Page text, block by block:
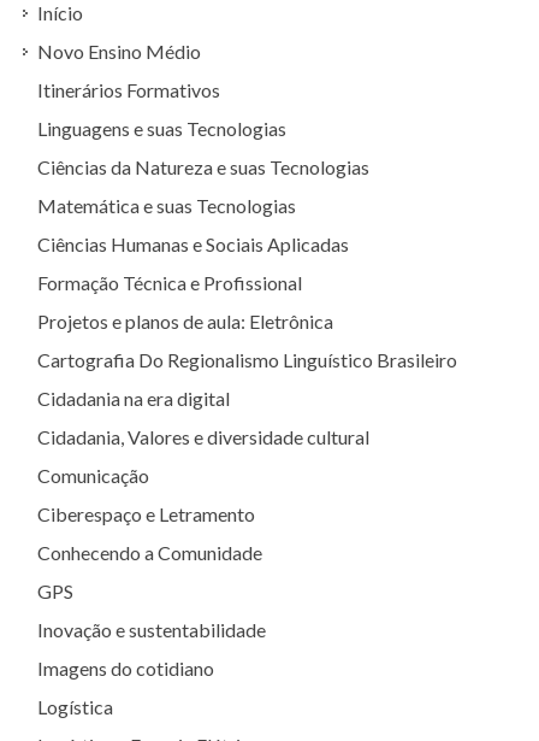
Início
Novo Ensino Médio
Itinerários Formativos
Linguagens e suas Tecnologias
Ciências da Natureza e suas Tecnologias
Matemática e suas Tecnologias
Ciências Humanas e Sociais Aplicadas
Formação Técnica e Profissional
Projetos e planos de aula: Eletrônica
Cartografia Do Regionalismo Linguístico Brasileiro
Cidadania na era digital
Cidadania, Valores e diversidade cultural
Comunicação
Ciberespaço e Letramento
Conhecendo a Comunidade
GPS
Inovação e sustentabilidade
Imagens do cotidiano
Logística